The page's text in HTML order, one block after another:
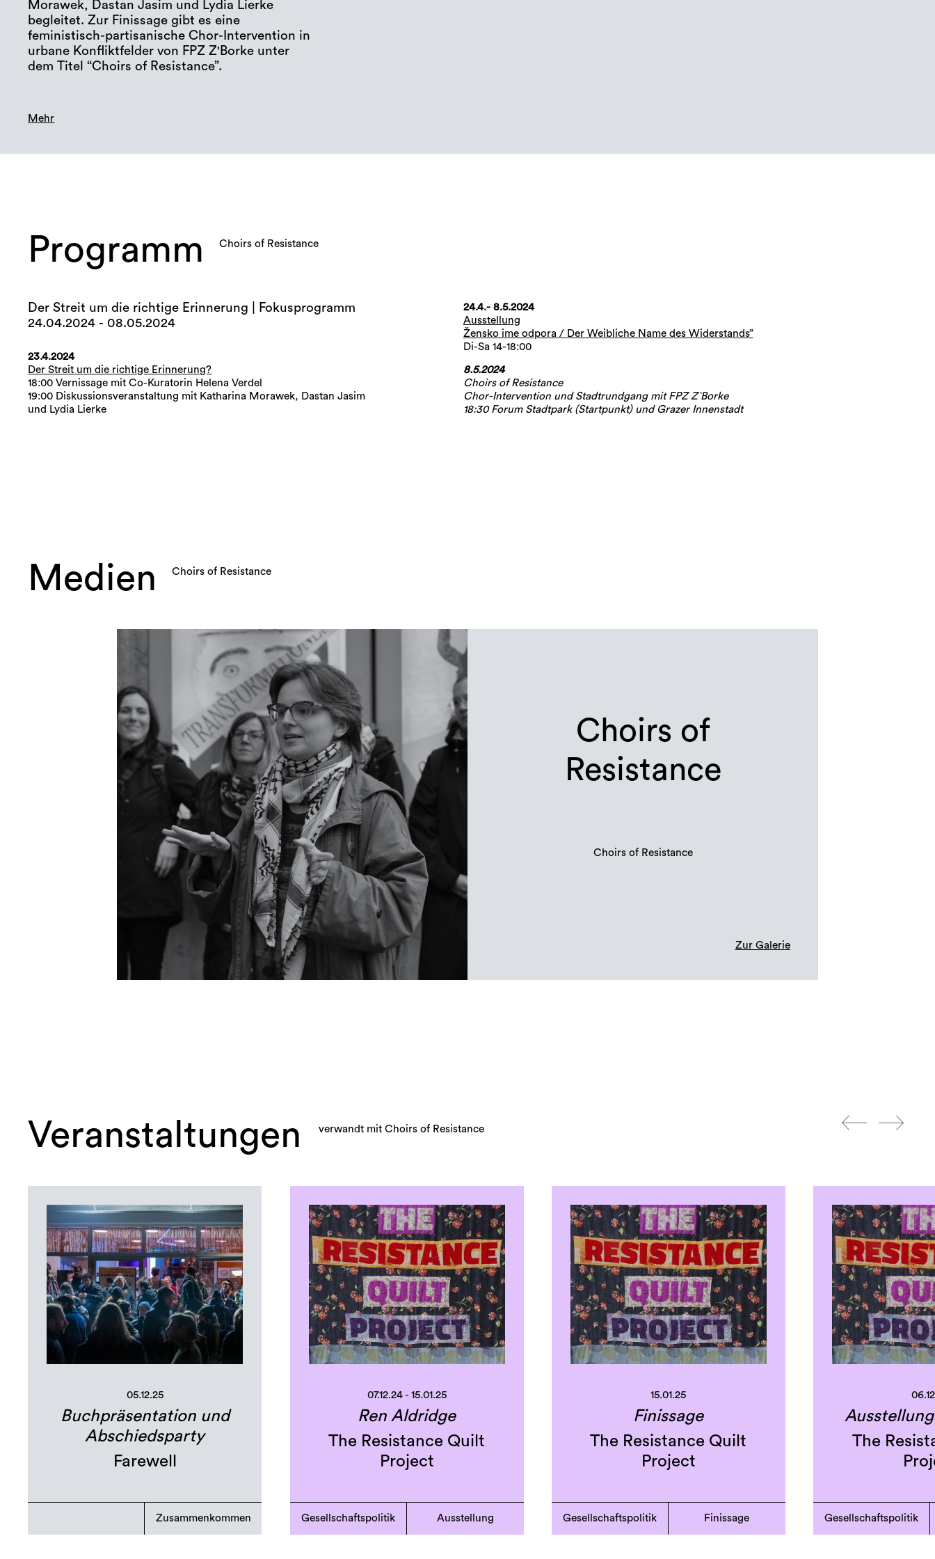
Morawek, Dastan Jasim und Lydia Lierke
begleitet. Zur Finissage gibt es eine
feministisch-partisanische Chor-Intervention in
urbane Konfliktfelder von FPZ Z'Borke unter
dem Titel “Choirs of Resistance”.
Mehr
Programm Choirs of Resistance
Der Streit um die richtige Erinnerung | Fokusprogramm
24.04.2024 - 08.05.2024
23.4.2024
Der Streit um die richtige Erinnerung?
18:00 Vernissage mit Co-Kuratorin Helena Verdel
19:00 Diskussionsveranstaltung mit Katharina Morawek, Dastan Jasim
und Lydia Lierke
24.4.- 8.5.2024
Ausstellung
Žensko ime odpora / Der Weibliche Name des Widerstands”
Di-Sa 14-18:00
8.5.2024
Choirs of Resistance
Chor-Intervention und Stadtrundgang mit FPZ Z`Borke
18:30 Forum Stadtpark (Startpunkt) und Grazer Innenstadt
Medien Choirs of Resistance
Choirs of
Resistance
Choirs of Resistance
Zur Galerie
Veranstaltungen verwandt mit Choirs of Resistance
05.12.25
Buchpräsentation und
Abschiedsparty
Farewell
Zusammenkommen
07.12.24 - 15.01.25
Ren Aldridge
The Resistance Quilt
Project
Gesellschaftspolitik Ausstellung
15.01.25
Finissage
The Resistance Quilt
Project
Gesellschaftspolitik Finissage
The
Gesellschaftspolitik